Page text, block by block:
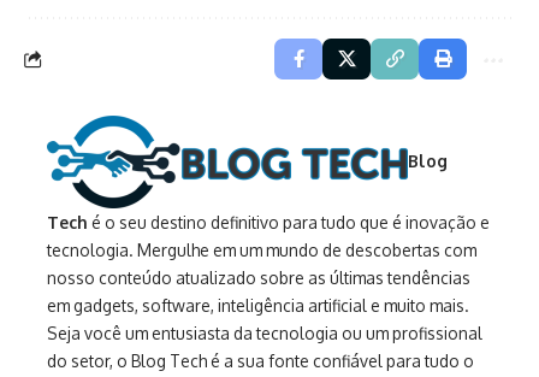
Blog
Tech é o seu destino definitivo para tudo que é inovação e
tecnologia. Mergulhe em um mundo de descobertas com
nosso conteúdo atualizado sobre as últimas tendências
em gadgets, software, inteligência artificial e muito mais.
Seja você um entusiasta da tecnologia ou um profissional
do setor, o Blog Tech é a sua fonte confiável para tudo o